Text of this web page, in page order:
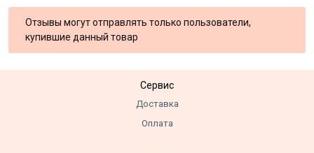
Отзывы могут отправлять только пользователи,
купившие данный товар
Сервис
Доставка
Оплата